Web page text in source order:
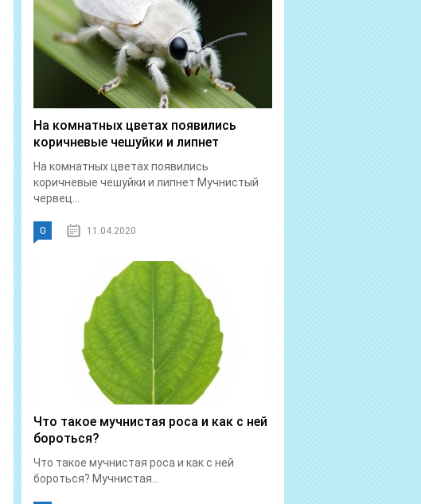
На комнатных цветах появились
коричневые чешуйки и липнет
На комнатных цветах появились
коричневые чешуйки и липнет Мучнистый
червец...
0 11.04.2020
Что такое мучнистая роса и как с ней
бороться?
Что такое мучнистая роса и как с ней
бороться? Мучнистая...